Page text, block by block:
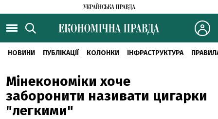
НОВИНИ ПУБЛІКАЦІЇ КОЛОНКИ ІНФРАСТРУКТУРА
Мінекономіки хоче
заборонити називати цигарки
"легкими"